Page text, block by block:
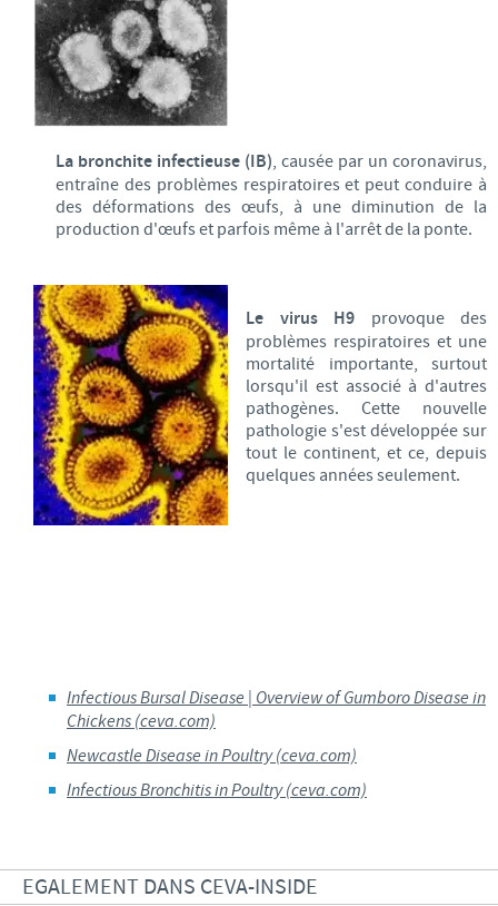
La bronchite infectieuse (IB), causée par un coronavirus,
entraîne des problèmes respiratoires et peut conduire à
des déformations des œufs, à une diminution de la
production d'œufs et parfois même à l'arrêt de la ponte.
Le virus H9 provoque des
problèmes respiratoires et une
mortalité importante, surtout
lorsqu'il est associé à d'autres
pathogènes. Cette nouvelle
pathologie s'est développée sur
tout le continent, et ce, depuis
quelques années seulement.
Infectious Bursal Disease | Overview ofGumboroDisease in
Chickens (ceva.com)
Newcastle Disease in Poultry (ceva.com)
Infectious Bronchitis in Poultry (ceva.com)
EGALEMENT DANS CEVA-INSIDE